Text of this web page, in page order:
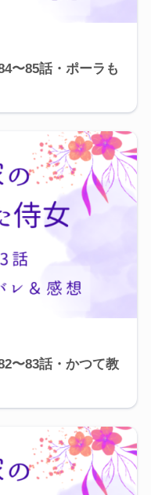
〜85話・ポーラも
〜83話・かつて教